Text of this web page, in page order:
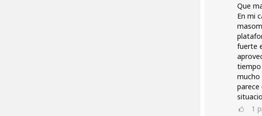
Que
En mi
fuerte
tiempo
mucho
parece
1